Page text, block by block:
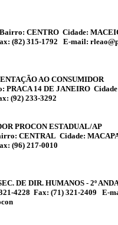
CENTRO Cidade:
(82) 315-1792 E-mail:
AO CONSUMIDOR
PRACA 14 DE JANEIRO
(92) 233-3292
PROCON ESTADUAL/AP
CENTRAL Cidade:
(96) 217-0010
DE DIR. HUMANOS - 2º
4228 Fax: (71) 321-2409 E-